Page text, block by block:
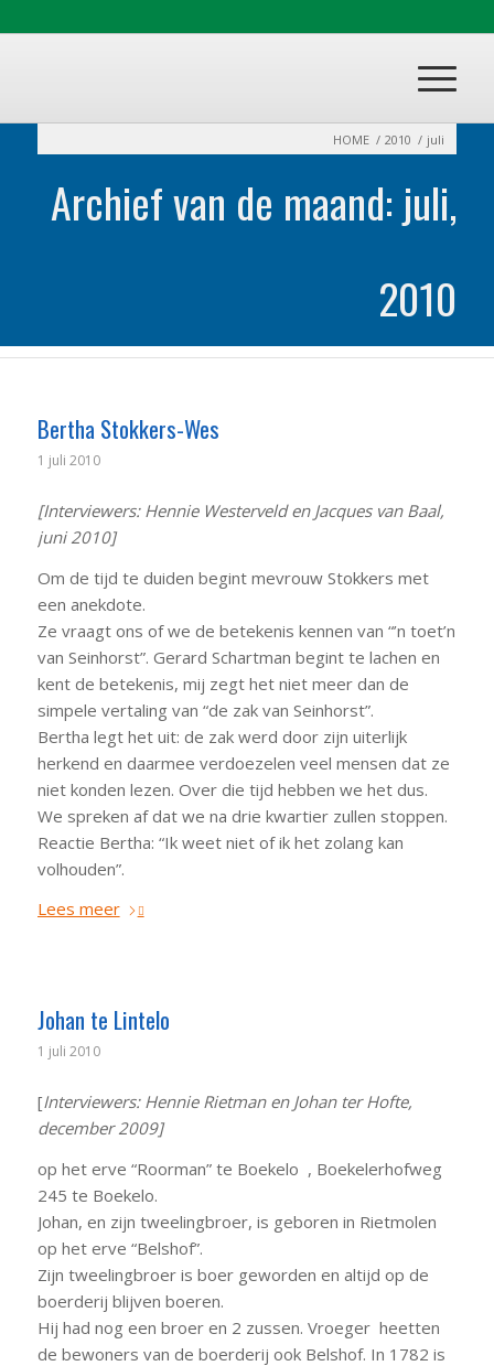
HOME / 2010 / juli
Archief van de maand: juli,
2010
Bertha Stokkers-Wes
1 juli 2010
[Interviewers: Hennie Westerveld en Jacques van Baal,
juni 2010]
Om de tijd te duiden begint mevrouw Stokkers met
een anekdote.
Ze vraagt ons of we de betekenis kennen van “’n toet’n
van Seinhorst”. Gerard Schartman begint te lachen en
kent de betekenis, mij zegt het niet meer dan de
simpele vertaling van “de zak van Seinhorst”.
Bertha legt het uit: de zak werd door zijn uiterlijk
herkend en daarmee verdoezelen veel mensen dat ze
niet konden lezen. Over die tijd hebben we het dus.
We spreken af dat we na drie kwartier zullen stoppen.
Reactie Bertha: “Ik weet niet of ik het zolang kan
volhouden”.
Lees meer
Johan te Lintelo
1 juli 2010
[Interviewers: Hennie Rietman en Johan ter Hofte,
december 2009]
op het erve “Roorman” te Boekelo , Boekelerhofweg
245 te Boekelo.
Johan, en zijn tweelingbroer, is geboren in Rietmolen
op het erve “Belshof”.
Zijn tweelingbroer is boer geworden en altijd op de
boerderij blijven boeren.
Hij had nog een broer en 2 zussen. Vroeger heetten
de bewoners van de boerderij ook Belshof. In 1782 is